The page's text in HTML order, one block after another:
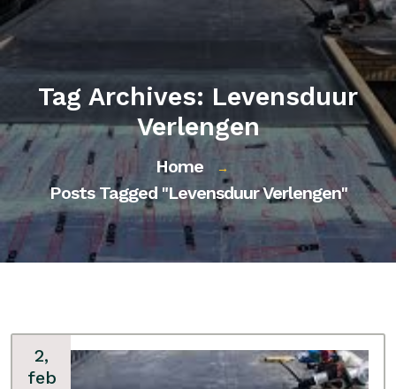
Tag Archives: Levensduur
Verlengen
Home →
Posts Tagged "levensduur Verlengen"
2,
feb